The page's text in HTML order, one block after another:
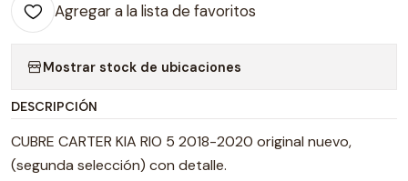
Agregar a la lista de favoritos
Mostrar stock de ubicaciones
DESCRIPCIÓN
CUBRE CARTER KIA RIO 5 2018-2020 original nuevo,
(segunda selección) con detalle.